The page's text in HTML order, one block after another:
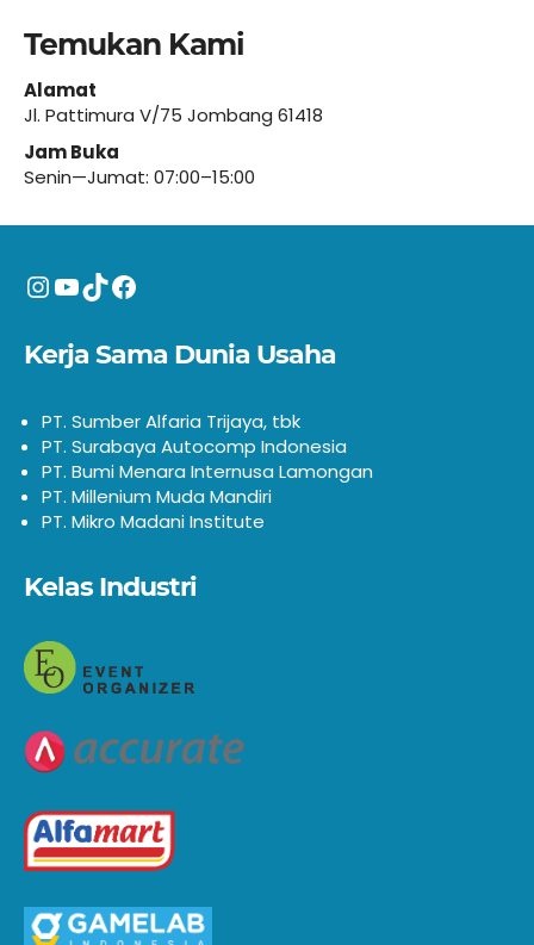
Temukan Kami
Alamat
Jl. Pattimura V/75 Jombang 61418
Jam Buka
Senin—Jumat: 07:00–15:00
Instagram
YouTube
TikTokFacebook
Kerja Sama Dunia Usaha
PT. Sumber Alfaria Trijaya, tbk
PT. Surabaya Autocomp Indonesia
PT. Bumi Menara Internusa Lamongan
PT. Millenium Muda Mandiri
PT. Mikro Madani Institute
Kelas Industri